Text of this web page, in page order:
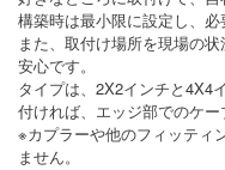
構築時は最小限に設定し、必
また、取付け場所を現場の
安心です。
タイプは、2X2インチと4X4
付ければ、エッジ部でのケー
※カプラーや他のフィッティ
ません。